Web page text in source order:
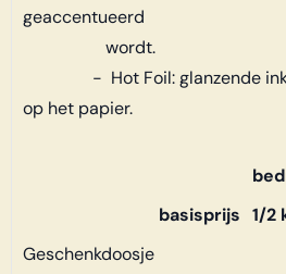
geaccentueerd
wordt.
- Hot Foil: glanzende inkt,
op het papier.
basisprijs 1/2
Geschenkdoosje